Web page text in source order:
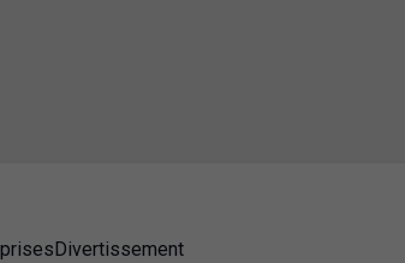
Divertissement